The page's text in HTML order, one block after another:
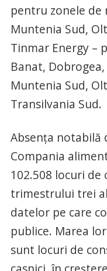
pentru zonele de
Muntenia Sud,
Tinmar Energy –
Banat,
Muntenia Sud,
Transilvania Sud.
Absenţa notabilă
Compania
102.508 locuri de
trimestrului trei
datelor pe care
publice. Marea
sunt locuri de